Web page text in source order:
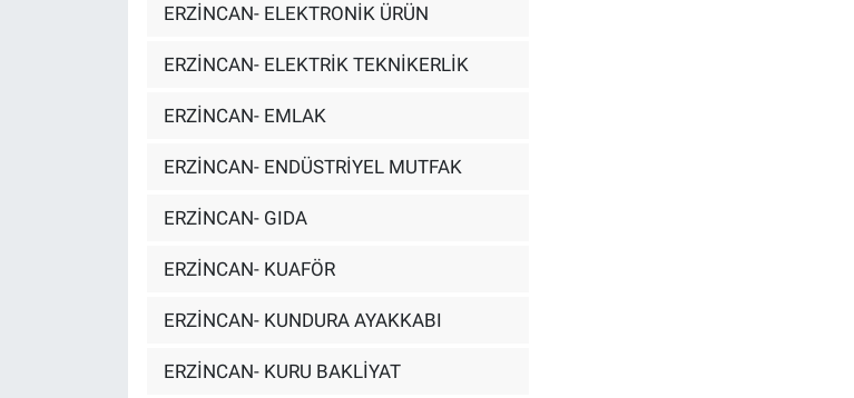
ERZİNCAN- ELEKTRONİK ÜRÜN
ERZİNCAN- ELEKTRİK TEKNİKERLİK
ERZİNCAN- EMLAK
ERZİNCAN- ENDÜSTRİYEL MUTFAK
ERZİNCAN- GIDA
ERZİNCAN- KUAFÖR
ERZİNCAN- KUNDURA AYAKKABI
ERZİNCAN- KURU BAKLİYAT